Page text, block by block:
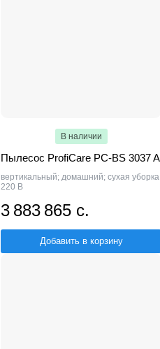
В наличии
Пылесос ProfiCare PC-BS 3037 A
вертикальный; домашний; сухая
220 В
3 883 865 с.
Добавить в корзину